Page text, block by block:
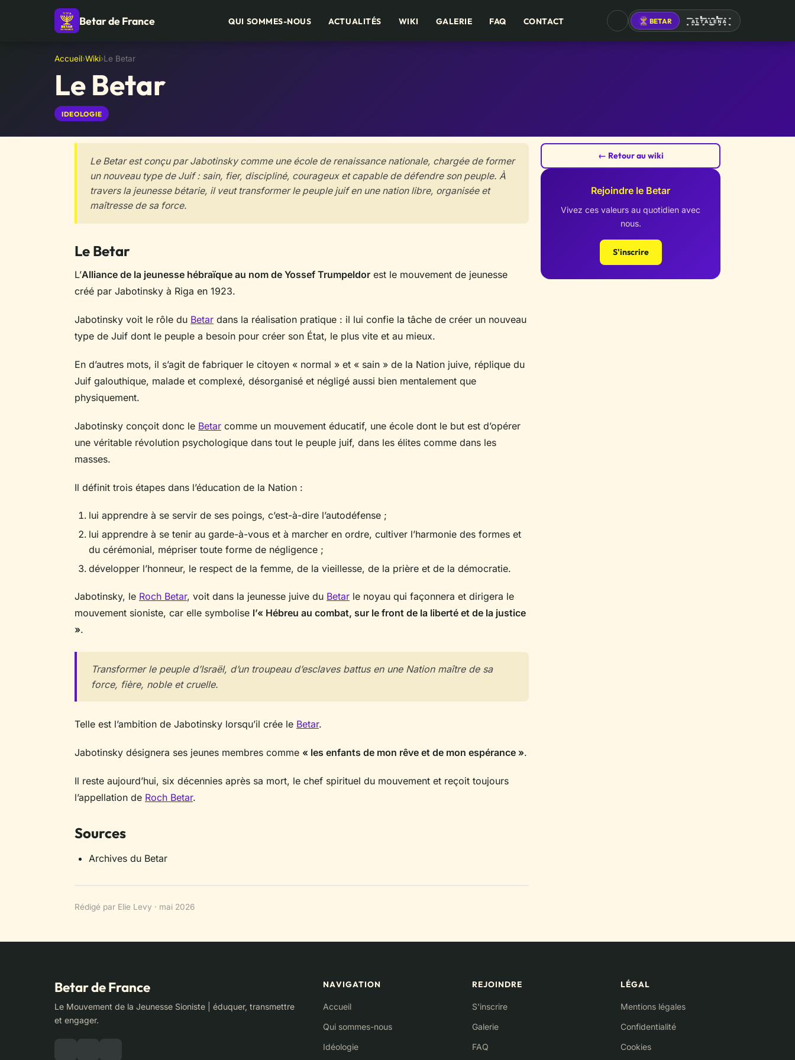
Betar de France QUI SOMMES-NOUS ACTUALITÉS WIKI GALERIE FAQ CONTACT BETAR
ALTALENA
Accueil›Wiki›Le Betar
Le Betar
IDEOLOGIE
Le Betar est conçu par Jabotinsky comme une école de renaissance nationale, chargée de former
un nouveau type de Juif : sain, fier, discipliné, courageux et capable de défendre son peuple. À
travers la jeunesse bétarie, il veut transformer le peuple juif en une nation libre, organisée et
maîtresse de sa force.
Le Betar
L’Alliance de la jeunesse hébraïque au nom de Yossef Trumpeldor est le mouvement de jeunesse
créé par Jabotinsky à Riga en 1923.
Jabotinsky voit le rôle du Betar dans la réalisation pratique : il lui confie la tâche de créer un nouveau
type de Juif dont le peuple a besoin pour créer son État, le plus vite et au mieux.
En d’autres mots, il s’agit de fabriquer le citoyen « normal » et « sain » de la Nation juive, réplique du
Juif galouthique, malade et complexé, désorganisé et négligé aussi bien mentalement que
physiquement.
Jabotinsky conçoit donc le Betar comme un mouvement éducatif, une école dont le but est d’opérer
une véritable révolution psychologique dans tout le peuple juif, dans les élites comme dans les
masses.
Il définit trois étapes dans l’éducation de la Nation :
lui apprendre à se servir de ses poings, c’est-à-dire l’autodéfense ;
lui apprendre à se tenir au garde-à-vous et à marcher en ordre, cultiver l’harmonie des formes et
du cérémonial, mépriser toute forme de négligence ;
développer l’honneur, le respect de la femme, de la vieillesse, de la prière et de la démocratie.
Jabotinsky, le Roch Betar, voit dans la jeunesse juive du Betar le noyau qui façonnera et dirigera le
mouvement sioniste, car elle symbolise l’« Hébreu au combat, sur le front de la liberté et de la justice
».
Transformer le peuple d’Israël, d’un troupeau d’esclaves battus en une Nation maître de sa
force, fière, noble et cruelle.
Telle est l’ambition de Jabotinsky lorsqu’il crée le Betar.
Jabotinsky désignera ses jeunes membres comme « les enfants de mon rêve et de mon espérance ».
Il reste aujourd’hui, six décennies après sa mort, le chef spirituel du mouvement et reçoit toujours
l’appellation de Roch Betar.
Sources
Archives du Betar
Rédigé par Elie Levy · mai 2026
← Retour au wiki
Rejoindre le Betar
Vivez ces valeurs au quotidien avec
nous.
S'inscrire
Betar de France
Le Mouvement de la Jeunesse Sioniste | éduquer, transmettre
et engager.
NAVIGATION
Accueil
Qui sommes-nous
Idéologie
REJOINDRE
S'inscrire
Galerie
FAQ
LÉGAL
Mentions légales
Confidentialité
Cookies